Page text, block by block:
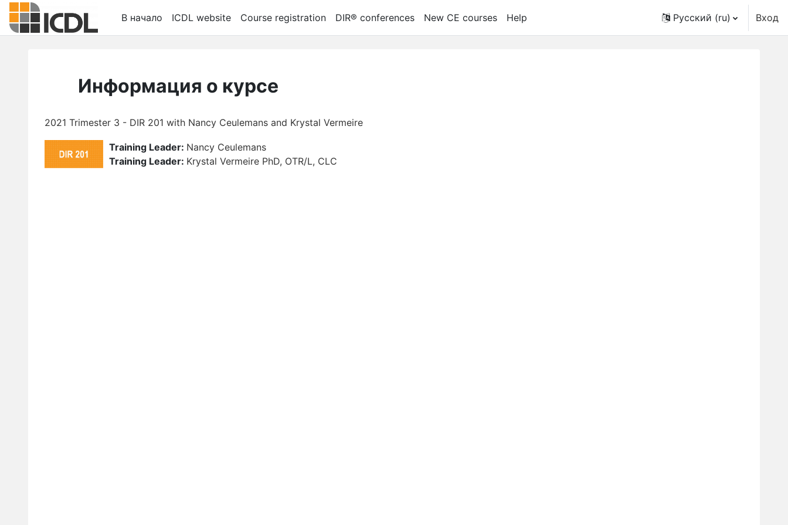
Перейти к основному содержанию
В начало
ICDL website Course registration DIR® conferences New CE courses Help Русский ‎(ru)‎ Вход
Информация о курсе
2021 Trimester 3 - DIR 201 with Nancy Ceulemans and Krystal Vermeire
Training Leader: Nancy Ceulemans
Training Leader: Krystal Vermeire PhD, OTR/L, CLC